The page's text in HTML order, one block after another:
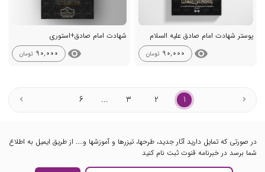
پوستر شهادت امام صادق علیه السلام
visibility
90,000 تومان
شهادت امام صادق+استوری
visibility
90,000 تومان
1
2
3
...
6
در صورتی که تمایل دارید آثار جدید، طرحها، تیزرها و آموزشها و.... از طریق ایمیل به اطلاع
شما برسد در خبرنامه قنوت ثبت نام کنید